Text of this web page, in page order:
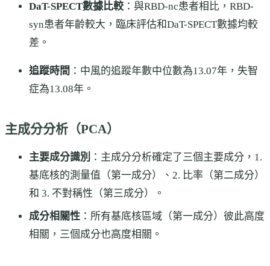
DaT-SPECT數據比較 ：與RBD-nc患者相比，RBD-
syn患者年齡較大，臨床評估和DaT-SPECT數據均較
差。
追蹤時間 ：中風的追蹤年數中位數為13.07年，失智
症為13.08年。
主成分分析（PCA）
主要成分識別
：主成分分析確定了三個主要成分，1.
基底核的測量值（第一成分）、2. 比率（第二成分）
和 3. 不對稱性（第三成分）。
成分相關性 ：所有基底核區域（第一成分）彼此高度
相關，三個成分也高度相關。